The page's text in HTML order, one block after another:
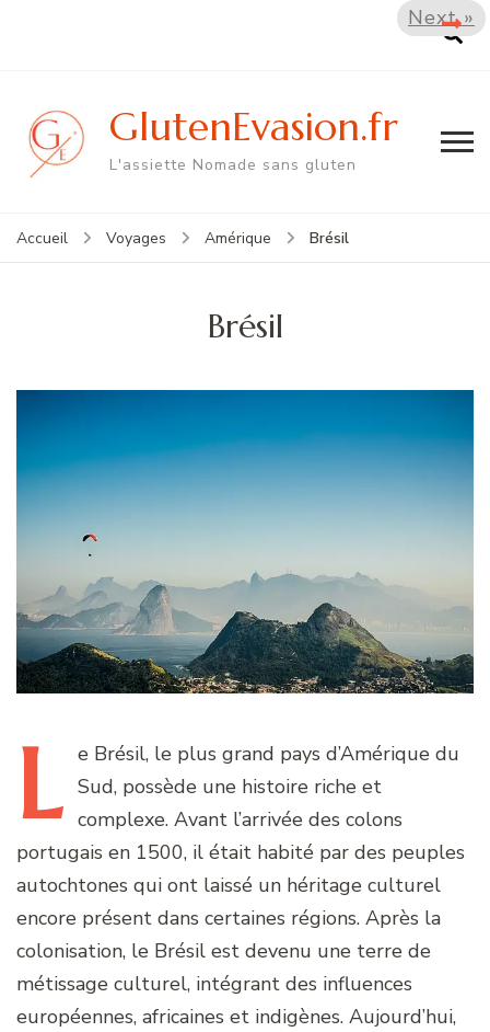
GlutenEvasion.fr
L'assiette Nomade sans gluten
Accueil Voyages Amérique Brésil
Brésil
L e Brésil, le plus grand pays d’Amérique du
Sud, possède une histoire riche et
complexe. Avant l’arrivée des colons
portugais en 1500, il était habité par des peuples
autochtones qui ont laissé un héritage culturel
encore présent dans certaines régions. Après la
colonisation, le Brésil est devenu une terre de
métissage culturel, intégrant des influences
européennes, africaines et indigènes. Aujourd’hui,
Next »